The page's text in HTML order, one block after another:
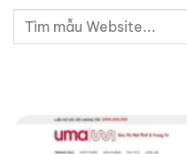
Tìm